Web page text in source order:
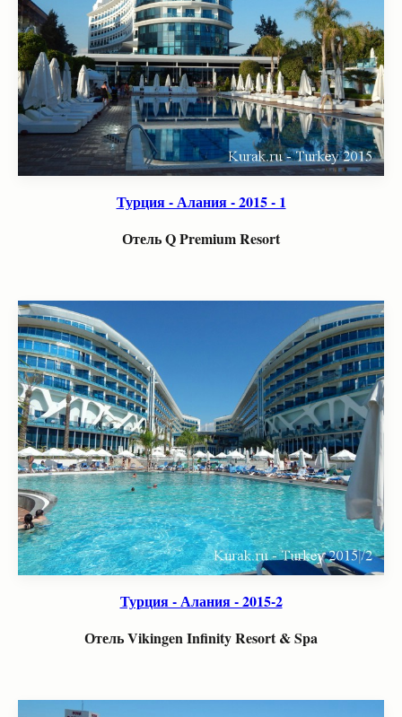
Турция - Алания - 2015 - 1
Отель Q Premium Resort
Турция - Алания - 2015-2
Отель Vikingen Infinity Resort & Spa